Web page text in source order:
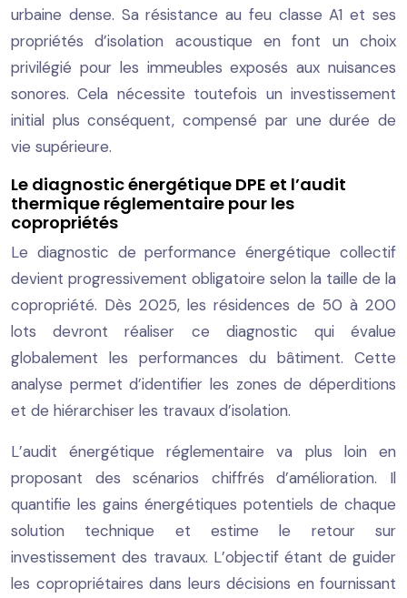
urbaine dense. Sa résistance au feu classe A1 et ses
propriétés d’isolation acoustique en font un choix
privilégié pour les immeubles exposés aux nuisances
sonores. Cela nécessite toutefois un investissement
initial plus conséquent, compensé par une durée de
vie supérieure.
Le diagnostic énergétique DPE et l’audit
thermique réglementaire pour les
copropriétés
Le diagnostic de performance énergétique collectif
devient progressivement obligatoire selon la taille de la
copropriété. Dès 2025, les résidences de 50 à 200
lots devront réaliser ce diagnostic qui évalue
globalement les performances du bâtiment. Cette
analyse permet d’identifier les zones de déperditions
et de hiérarchiser les travaux d’isolation.
L’audit énergétique réglementaire va plus loin en
proposant des scénarios chiffrés d’amélioration. Il
quantifie les gains énergétiques potentiels de chaque
solution technique et estime le retour sur
investissement des travaux. L’objectif étant de guider
les copropriétaires dans leurs décisions en fournissant